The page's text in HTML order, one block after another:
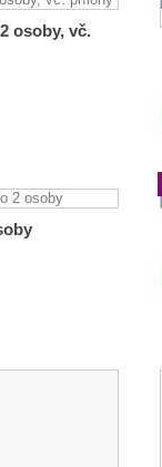
osoby, vč.